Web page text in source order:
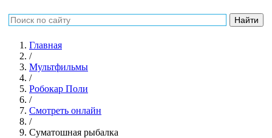
Главная
/
Мультфильмы
/
Робокар Поли
/
Смотреть онлайн
/
Суматошная рыбалка